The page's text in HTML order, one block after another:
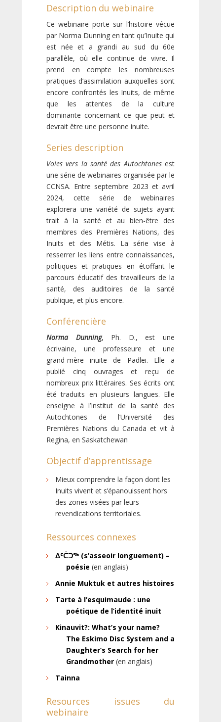
Description du webinaire
Ce webinaire porte sur l’histoire vécue
par Norma Dunning en tant qu’Inuite qui
est née et a grandi au sud du 60e
parallèle, où elle continue de vivre. Il
prend en compte les nombreuses
pratiques d’assimilation auxquelles sont
encore confrontés les Inuits, de même
que les attentes de la culture
dominante concernant ce que peut et
devrait être une personne inuite.
Series description
Voies vers la santé des Autochtonesest
une série de webinaires organisée par le
CCNSA. Entre septembre 2023 et avril
2024, cette série de webinaires
explorera une variété de sujets ayant
trait à la santé et au bien-être des
membres des Premières Nations, des
Inuits et des Métis. La série vise à
resserrer les liens entre connaissances,
politiques et pratiques en étoffant le
parcours éducatif des travailleurs de la
santé, des auditoires de la santé
publique, et plus encore.
Conférencière
Norma Dunning, Ph. D., est une
écrivaine, une professeure et une
grand-mère inuite de Padlei. Elle a
publié cinq ouvrages et reçu de
nombreux prix littéraires. Ses écrits ont
été traduits en plusieurs langues. Elle
enseigne à l’Institut de la santé des
Autochtones de l’Université des
Premières Nations du Canada et vit à
Regina, en Saskatchewan
Objectif d’apprentissage
Mieux comprendre la façon dont les
Inuits vivent et s’épanouissent hors
des zones visées par leurs
revendications territoriales.
Ressources connexes
ᐃᑦᑖᑐᖅ (s’asseoir longuement) –
poésie (en anglais)
Annie Muktuk et autres histoires
Tarte à l’esquimaude : une
poétique de l’identité inuit
Kinauvit?: What’s your name?
The Eskimo Disc System and a
Daughter’s Search for her
Grandmother (en anglais)
Tainna
Resources issues du
webinaire